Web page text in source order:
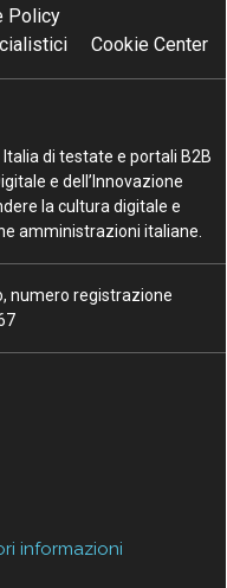
Policy
Cookie Center
di testate e portali B2B
e dell’Innovazione
la cultura digitale e
amministrazioni italiane.
numero registrazione
informazioni